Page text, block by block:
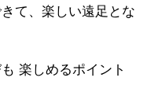
て、楽しい遠足とな
楽しめるポイント